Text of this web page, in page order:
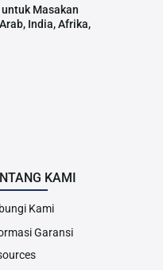
Masakan
India, Afrika,
KAMI
Kami
Garansi